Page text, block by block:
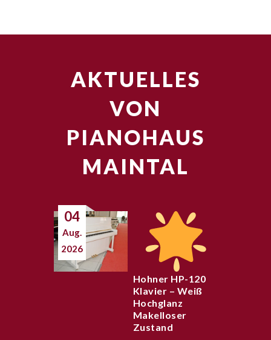
AKTUELLES
VON
PIANOHAUS
MAINTAL
04
Aug.
2026
Hohner HP-120
Klavier – Weiß
Hochglanz
Makelloser
Zustand